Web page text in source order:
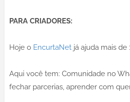
PARA CRIADORES:
Hoje o EncurtaNet já ajuda mais
Aqui você tem: Comunidade no
fechar parcerias, aprender com